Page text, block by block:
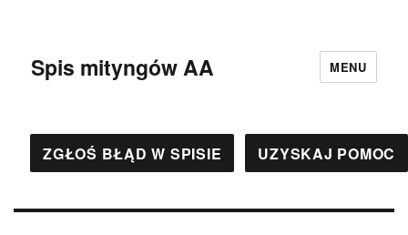
Spis mityngów AA MENU
ZGŁOŚ BŁĄD W SPISIE UZYSKAJ POMOC